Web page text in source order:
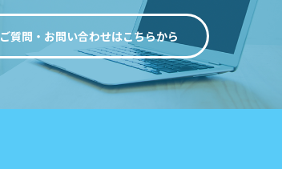
ご質問・お問い合わせはこちらから